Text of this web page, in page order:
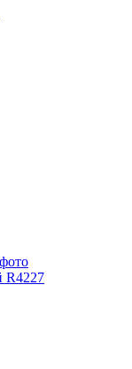
R4227